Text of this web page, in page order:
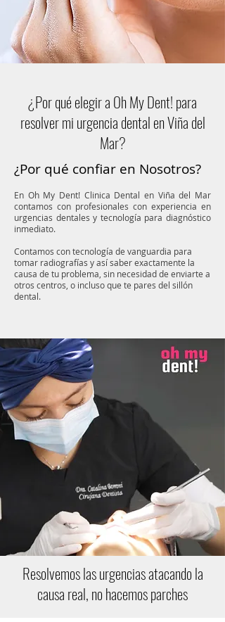
¿Por qué elegir a Oh My Dent! para
resolver mi urgencia dental en Viña del
Mar?
¿Por qué confiar en Nosotros?
En Oh My Dent! Clinica Dental en Viña del Mar
contamos con profesionales con experiencia en
urgencias dentales y tecnología para diagnóstico
inmediato.
Contamos con tecnología de vanguardia para
tomar radiografías y así saber exactamente la
causa de tu problema, sin necesidad de enviarte a
otros centros, o incluso que te pares del sillón
dental.
Resolvemos las urgencias atacando la
causa real, no hacemos parches